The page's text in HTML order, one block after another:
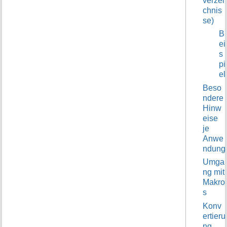
chnis
se)
B
ei
s
pi
el
Beso
ndere
Hinw
eise
je
Anwe
ndung
Umga
ng mit
Makro
s
Konv
ertieru